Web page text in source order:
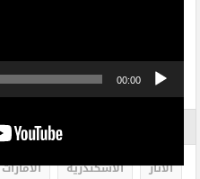
00:00
الاثار الاسكندرية الامارات